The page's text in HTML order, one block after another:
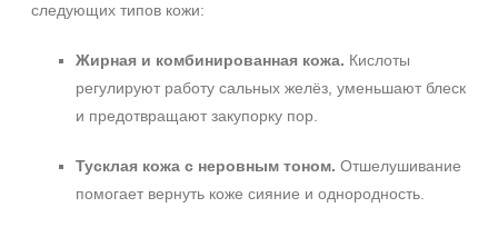
следующих типов кожи:
Жирная и комбинированная кожа. Кислоты
регулируют работу сальных желёз, уменьшают блеск
и предотвращают закупорку пор.
Тусклая кожа с неровным тоном. Отшелушивание
помогает вернуть коже сияние и однородность.